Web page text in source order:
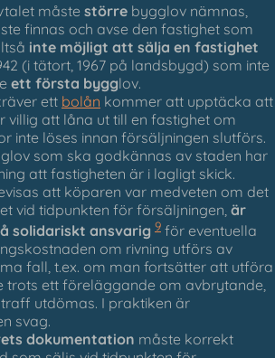
måste större bygglov nämnas,
finnas och avse den fastighet som
inte möjligt att sälja en fastighet
(i tätort, 1967 på landsbygd) som inte
ett första bygglov.
ett bolån kommer att upptäcka att
villig att låna ut till en fastighet om
inte löses innan försäljningen slutförs.
som ska godkännas av staden har
att fastigheten är i lagligt skick.
att köparen var medveten om det
vid tidpunkten för försäljningen, är
solidariskt ansvarig 9 för eventuella
om rivning utförs av
fall, t.ex. om man fortsätter att utföra
trots ett föreläggande om avbrytande,
utdömas. I praktiken är
svag.
dokumentation måste korrekt